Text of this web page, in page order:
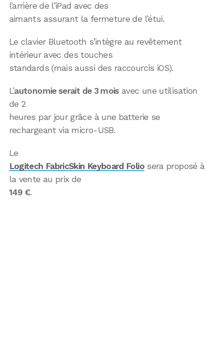
l’arrière de l’iPad avec des
aimants assurant la fermeture de l’étui.
Le clavier Bluetooth s’intègre au revêtement
intérieur avec des touches
standards (mais aussi des raccourcis iOS).
L’autonomie serait de 3 moisavec une utilisation
de 2
heures par jour grâce à une batterie se
rechargeant via micro-USB.
Le
Logitech FabricSkin Keyboard Foliosera proposé à
la vente au prix de
149 €.